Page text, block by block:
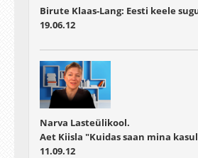
Birute Klaas-Lang: Eesti keele
19.06.12
Narva Lasteülikool.
Aet Kiisla "Kuidas saan mina
11.09.12